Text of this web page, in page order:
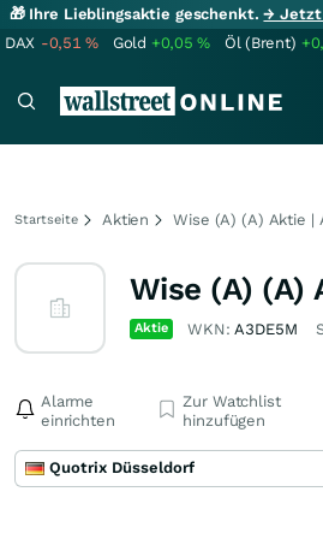
🎁 Ihre Lieblingsaktie geschenkt.→ Jetzt
DAX -0,51% Gold +0,05% Öl (Brent)
Startseite Aktien Wise (A) (A) Aktie |
Wise (A) (A)
Aktie WKN:A3DE5M
Alarme
einrichten
Zur Watchlist
hinzufügen
Quotrix Düsseldorf